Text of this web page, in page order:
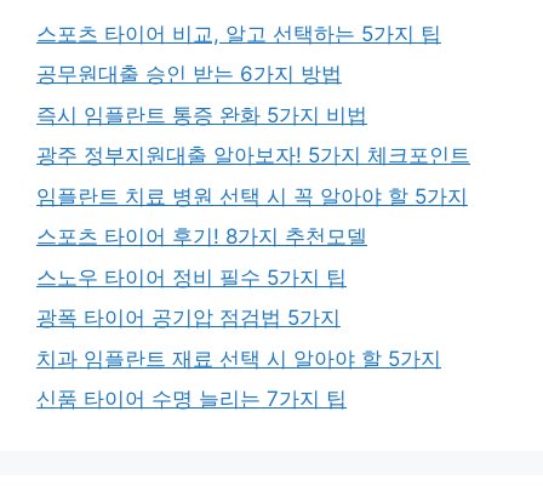
스포츠 타이어 비교, 알고 선택하는 5가지 팁
공무원대출 승인 받는 6가지 방법
즉시 임플란트 통증 완화 5가지 비법
광주 정부지원대출 알아보자! 5가지 체크포인트
임플란트 치료 병원 선택 시 꼭 알아야 할 5가지
스포츠 타이어 후기! 8가지 추천모델
스노우 타이어 정비 필수 5가지 팁
광폭 타이어 공기압 점검법 5가지
치과 임플란트 재료 선택 시 알아야 할 5가지
신품 타이어 수명 늘리는 7가지 팁